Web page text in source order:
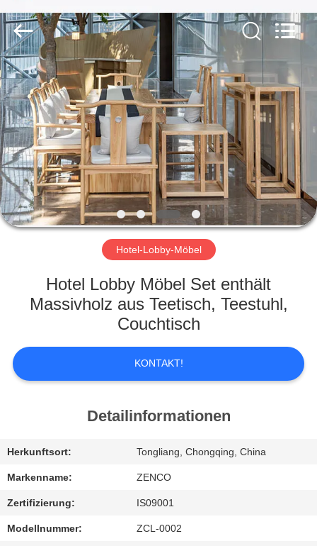
ZU
HAUSE
PRODUKTE
VIDEOS
VR-
ÜBER
WERKSBESICHTIGUNG
QUALITÄTSKONTROLLE
BITTE
UM
EIN
ANGEBOT
ZENCO.
All
Rights
Reserved.
Hotel-Lobby-Möbel
Hotel Lobby Möbel Set enthält
Massivholz aus Teetisch, Teestuhl,
Couchtisch
KONTAKT!
Detailinformationen
Herkunftsort: Tongliang, Chongqing, China
Markenname: ZENCO
Zertifizierung: IS09001
Modellnummer: ZCL-0002